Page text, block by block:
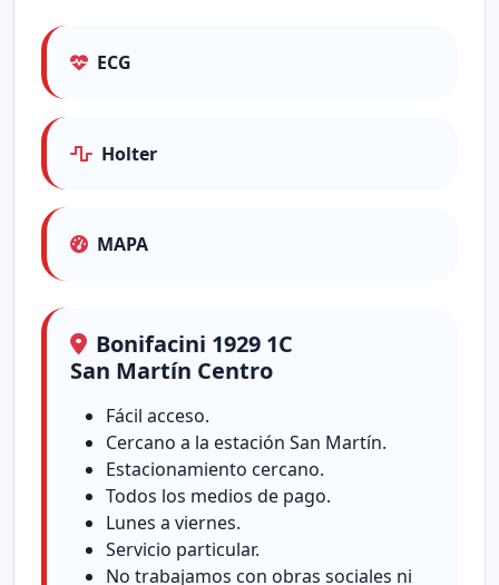
ECG
Holter
MAPA
Bonifacini 1929 1C
San Martín Centro
Fácil acceso.
Cercano a la estación San Martín.
Estacionamiento cercano.
Todos los medios de pago.
Lunes a viernes.
Servicio particular.
No trabajamos con obras sociales ni